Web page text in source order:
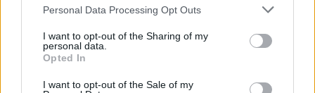
Please note that this website/app uses one or more Google
not limited to your visit or usage behaviour. You may click to
grant or deny consent to Google and its third-party tags to
use your data for below specified purposes in below Google
consent section.
Personal Data Processing Opt Outs
I want to opt-out of the Sharing of my
personal data.
Opted In
I want to opt-out of the Sale of my